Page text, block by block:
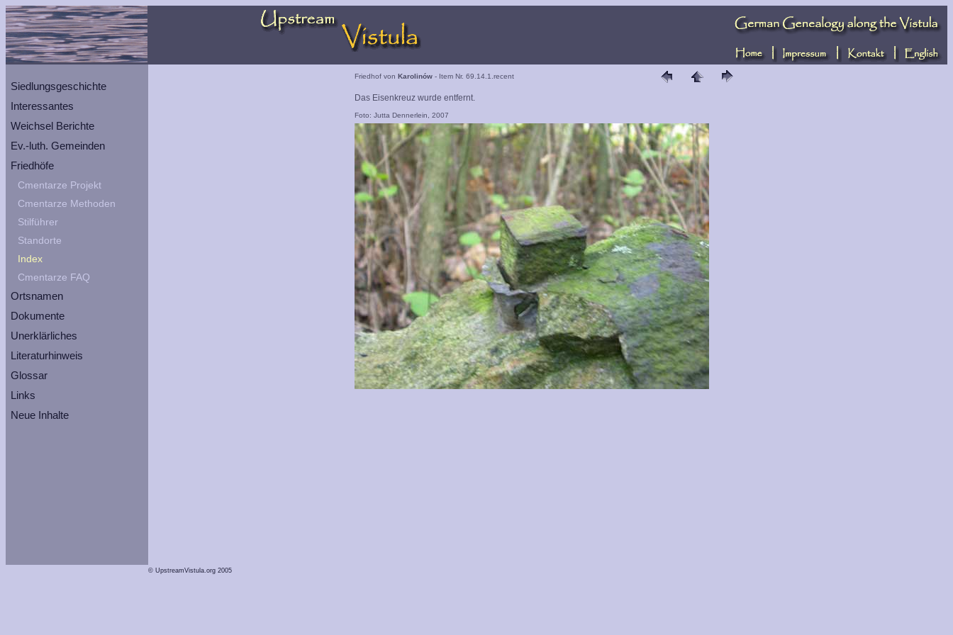
Siedlungsgeschichte
Interessantes
Weichsel Berichte
Ev.-luth. Gemeinden
Friedhöfe
Cmentarze Projekt
Cmentarze Methoden
Stilführer
Standorte
Index
Cmentarze FAQ
Ortsnamen
Dokumente
Unerklärliches
Literaturhinweis
Glossar
Links
Neue Inhalte
Friedhof von Karolinów- Item Nr. 69.14.1.recent
Das Eisenkreuz wurde entfernt.
Foto: Jutta Dennerlein, 2007
© UpstreamVistula.org 2005